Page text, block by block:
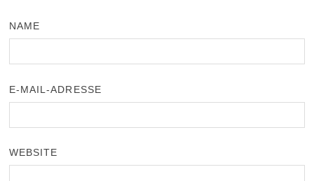
NAME
E-MAIL-ADRESSE
WEBSITE